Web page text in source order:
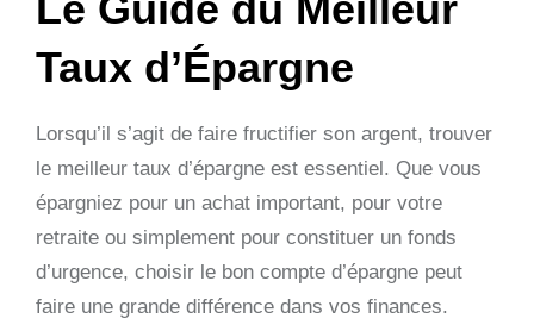
Taux d’Épargne
Lorsqu’il s’agit de faire fructifier son argent, trouver
le meilleur taux d’épargne est essentiel. Que vous
épargniez pour un achat important, pour votre
retraite ou simplement pour constituer un fonds
d’urgence, choisir le bon compte d’épargne peut
faire une grande différence dans vos finances.